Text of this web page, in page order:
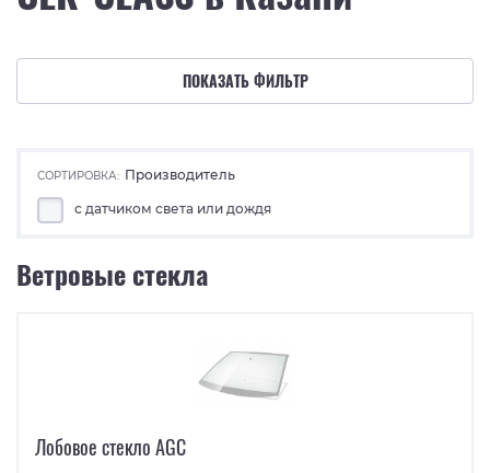
ПОКАЗАТЬ ФИЛЬТР
СОРТИРОВКА: Производитель
с датчиком света или дождя
Ветровые стекла
Лобовое стекло AGC